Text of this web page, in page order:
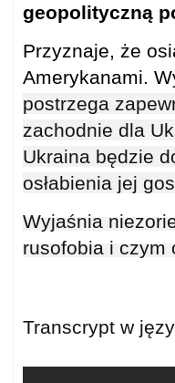
geopolityczną
Przyznaje, że
Amerykanami.
postrzega
zachodnie dla
Ukraina będzie
osłabienia jej
Wyjaśnia
rusofobia i czym
Transcrypt w